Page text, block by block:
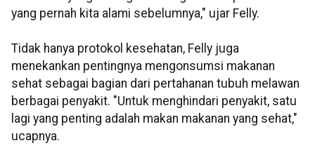
yang pernah kita alami sebelumnya," ujar Felly.
Tidak hanya protokol kesehatan, Felly juga
menekankan pentingnya mengonsumsi makanan
sehat sebagai bagian dari pertahanan tubuh melawan
berbagai penyakit. "Untuk menghindari penyakit, satu
lagi yang penting adalah makan makanan yang sehat,"
ucapnya.